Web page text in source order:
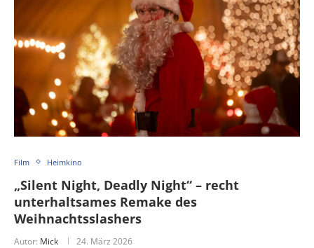
Film Heimkino
„Silent Night, Deadly Night“ – recht
unterhaltsames Remake des
Weihnachtsslashers
Autor: Mick 24. März 2026